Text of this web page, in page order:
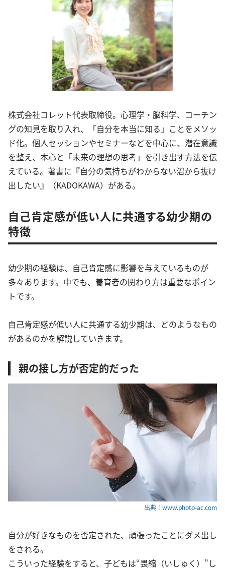
株式会社コレット代表取締役。心理学・脳科学、コーチン
グの知見を取り入れ、「自分を本当に知る」ことをメソッ
ド化。個人セッションやセミナーなどを中心に、潜在意識
を整え、本心と「未来の理想の思考」を引き出す方法を伝
えている。著書に『自分の気持ちがわからない沼から抜け
出したい』（KADOKAWA）がある。
自己肯定感が低い人に共通する幼少期の
特徴
幼少期の経験は、自己肯定感に影響を与えているものが
多々あります。中でも、養育者の関わり方は重要なポイン
トです。
自己肯定感が低い人に共通する幼少期は、どのようなもの
があるのかを解説していきます。
親の接し方が否定的だった
出典：www.photo-ac.com
自分が好きなものを否定された、頑張ったことにダメ出し
をされる。
こういった経験をすると、子どもは“畏縮（いしゅく）”し